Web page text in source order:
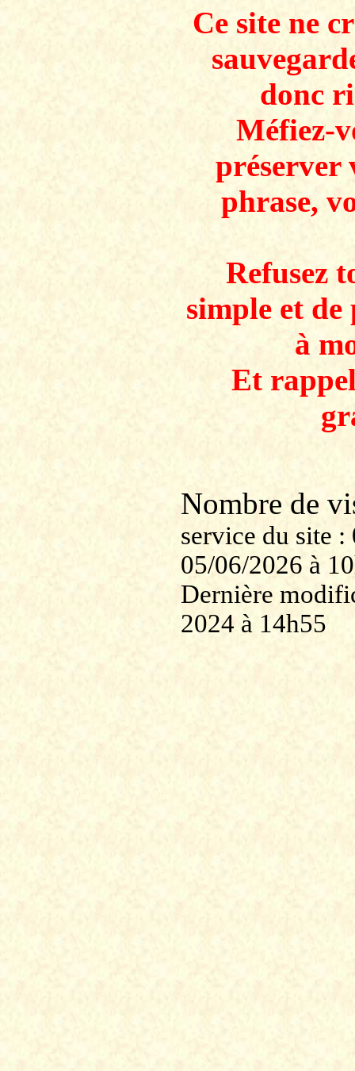
Ce site ne
donc
Méfiez-
préserver
phrase,
Refusez
simple et
à
Et
Nombre de
service du site
05/06/2026 à
Dernière
2024 à 14h55